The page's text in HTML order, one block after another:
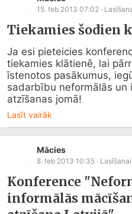
15. feb 2013 07:02 ·
Tiekamies šodien
Ja esi pieteicies
tiekamies klātienē, lai
īstenotos pasākumus,
sadarbību neformālās
atzīšanas jomā!
Lasīt vairāk
Mācies
8. feb 2013 10:35 · Lasīšanai
Konference
informālās